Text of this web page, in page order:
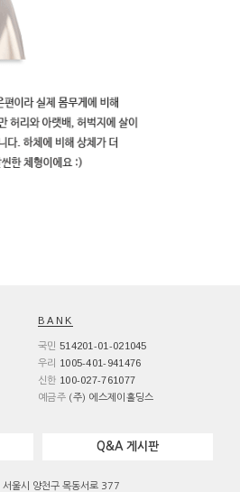
BANK
국민 514201-01-021045
우리 1005-401-941476
신한 100-027-761077
예금주 (주) 에스제이홀딩스
Q&A 게시판
서울시 양천구 목동서로 377